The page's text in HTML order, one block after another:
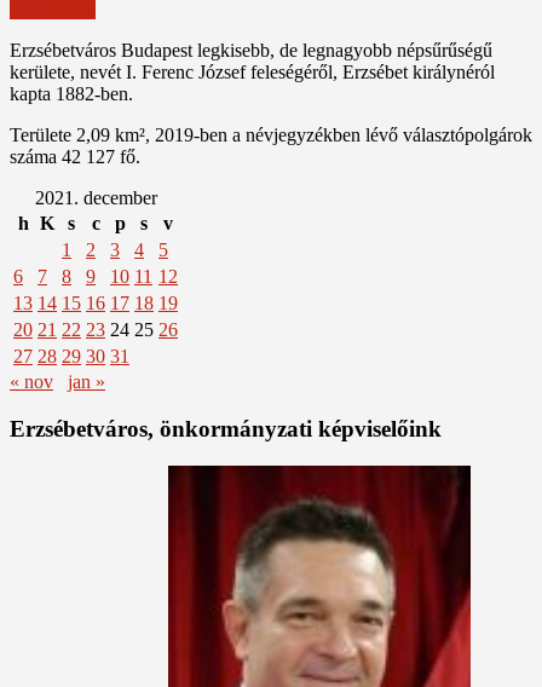
Erzsébetváros Budapest legkisebb, de legnagyobb népsűrűségű
kerülete, nevét I. Ferenc József feleségéről, Erzsébet királynéról
kapta 1882-ben.
Területe 2,09 km², 2019-ben a névjegyzékben lévő választópolgárok
száma 42 127 fő.
2021. december
h K s c p s
v
1
2 3 4
5
6
7 8 9 10 11 12
13 14 15 16 17 18 19
20 21 22 23 24 25 26
27 28 29 30 31
« nov
jan »
Erzsébetváros, önkormányzati képviselőink